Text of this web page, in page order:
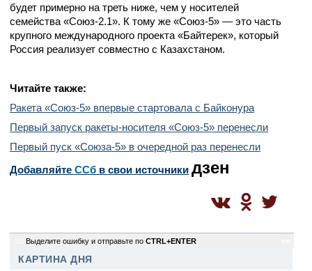
будет примерно на треть ниже, чем у носителей
семейства «Союз-2.1». К тому же «Союз-5» — это часть
крупного международного проекта «Байтерек», который
Россия реализует совместно с Казахстаном.
Читайте также:
Ракета «Союз-5» впервые стартовала с Байконура
Первый запуск ракеты-носителя «Союз-5» перенесли
Первый пуск «Союза-5» в очередной раз перенесли
Добавляйте CСб в свои источники дзен
Выделите ошибку и отправьте по CTRL+ENTER
КАРТИНА ДНЯ